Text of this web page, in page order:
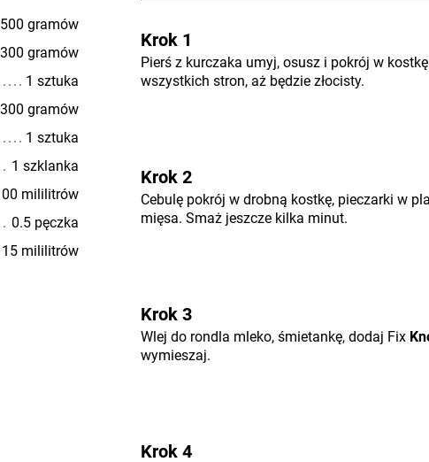
500 gramów
300 gramów
1 sztuka
300 gramów
1 sztuka
1 szklanka
mililitrów
0.5 pęczka
15 mililitrów
Krok 1
Pierś z kurczaka umyj, osusz i pokrój w
wszystkich stron, aż będzie złocisty.
Krok 2
Cebulę pokrój w drobną kostkę, pieczarki w
mięsa. Smaż jeszcze kilka minut.
Krok 3
Wlej do rondla mleko, śmietankę, dodaj Fix
wymieszaj.
Krok 4